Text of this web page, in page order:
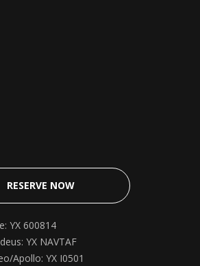
RESERVE NOW
YX 600814
YX NAVTAF
Apollo: YX I0501